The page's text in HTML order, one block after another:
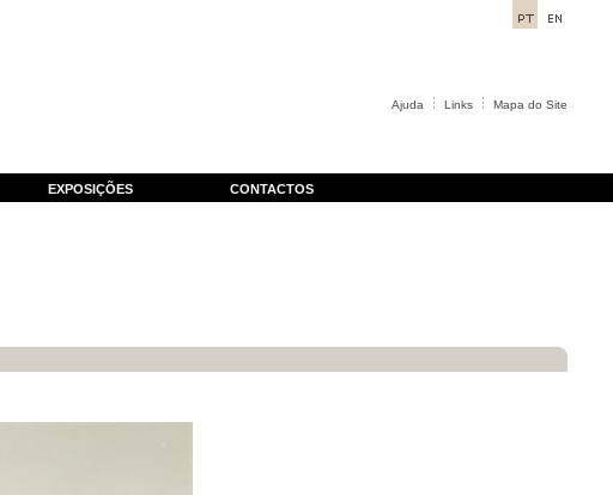
Ajuda Links Mapa do Site
EXPOSIÇÕES CONTACTOS